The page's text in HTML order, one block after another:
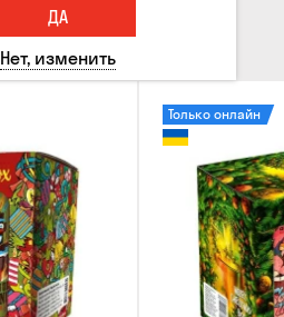
Только онлайн
ДА
Нет, изменить